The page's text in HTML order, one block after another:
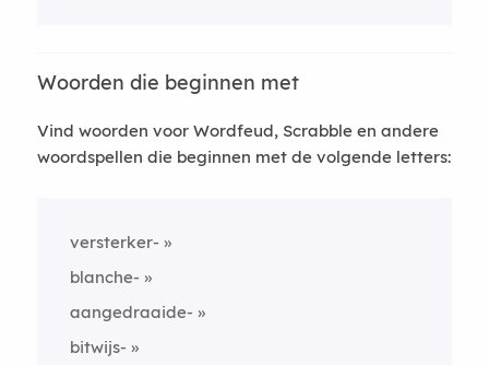
Woorden die beginnen met
Vind woorden voor Wordfeud, Scrabble en andere
woordspellen die beginnen met de volgende letters:
versterker-
blanche-
aangedraaide-
bitwijs-